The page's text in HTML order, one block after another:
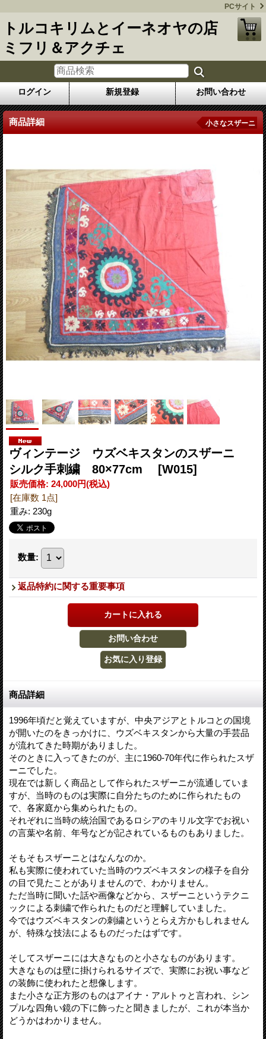
PCサイト
トルコキリムとイーネオヤの店
ミフリ＆アクチェ
ログイン 新規登録 お問い合わせ
商品詳細 小さなスザーニ
ヴィンテージ ウズベキスタンのスザーニ
シルク手刺繍 80×77cm [W015]
販売価格: 24,000円(税込)
[在庫数 1点]
重み: 230g
数量:
返品特約に関する重要事項
商品詳細
1996年頃だと覚えていますが、中央アジアとトルコとの国境
が開いたのをきっかけに、ウズベキスタンから大量の手芸品
が流れてきた時期がありました。
そのときに入ってきたのが、主に1960-70年代に作られたスザ
ーニでした。
現在では新しく商品として作られたスザーニが流通していま
すが、当時のものは実際に自分たちのために作られたもの
で、各家庭から集められたもの。
それぞれに当時の統治国であるロシアのキリル文字でお祝い
の言葉や名前、年号などが記されているものもありました。
そもそもスザーニとはなんなのか。
私も実際に使われていた当時のウズベキスタンの様子を自分
の目で見たことがありませんので、わかりません。
ただ当時に聞いた話や画像などから、スザーニというテクニ
ックによる刺繍で作られたものだと理解していました。
今ではウズベキスタンの刺繍というとらえ方かもしれません
が、特殊な技法によるものだったはずです。
そしてスザーニには大きなものと小さなものがあります。
大きなものは壁に掛けられるサイズで、実際にお祝い事など
の装飾に使われたと想像します。
また小さな正方形のものはアイナ・アルトゥと言われ、シン
プルな四角い鏡の下に飾ったと聞きましたが、これが本当か
どうかはわかりません。